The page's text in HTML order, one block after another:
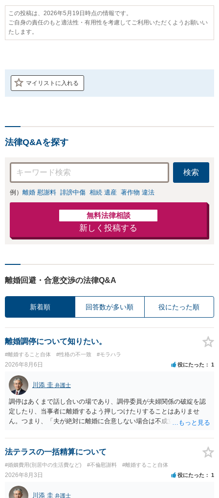
この投稿は、2026年5月19日時点の情報です。
ご自身の責任のもと適法性・有用性を考慮してご利用いただくようお願いい
たします。
マイリストに入れる
法律Q&Aを探す
検索
例） 離婚 慰謝料 誹謗中傷 相続 遺産 著作物 違法
無料法律相談
新しく投稿する
離婚回避・合意交渉の法律Q&A
新着順 回答数が多い順 役にたった順
離婚調停について知りたい。
#離婚すること自体 #性格の不一致 #モラハラ
2026年8月6日 役にたった 1
川添 圭 弁護士
調停はあくまで話し合いの場であり、調停委員が夫婦関係の破綻を認
定したり、当事者に離婚するよう押しつけたりすることはありませ
ん。つまり、「夫が絶対に離婚に合意しない場合は不成立になり」、
きません。 調停段階での離婚成立を希望するなら、夫が離婚に前向き
になるような条件提示をする等、模索するほかありません（極端な話
をいえば、夫から「この条件なら離婚してもよい」として提示された
条件を全部丸呑みする、という方法しかないかもしれません）。た
だ、離婚訴訟をしたくないという考えを見透かされてしまうと、逆に
足下を見られてしまいますので、注意する必要があります。 夫が離婚
法テラスの一括精算について
#婚姻費用(別居中の生活費など) #不倫慰謝料 #離婚すること自体
2026年8月3日 役にたった 1
川添 圭 弁護士